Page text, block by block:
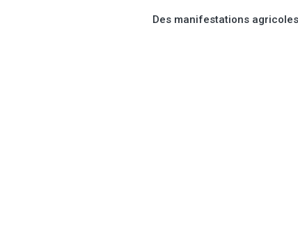
Des manifestations
de se produire
suite dans